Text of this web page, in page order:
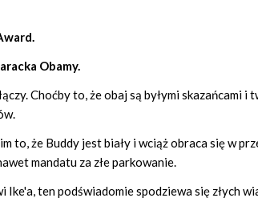
Obamy.
Choćby to, że obaj są byłymi skazańcami
to, że Buddy jest biały i wciąż obraca się w
mandatu za złe parkowanie.
ten podświadomie spodziewa się złych